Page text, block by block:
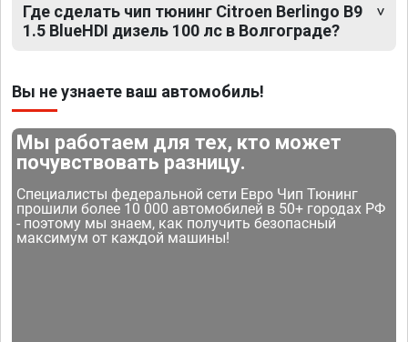
Где сделать чип тюнинг Citroen Berlingo B9
1.5 BlueHDI дизель 100 лс в Волгограде?
Вы не узнаете ваш автомобиль!
Мы работаем для тех, кто может
почувствовать разницу.
Специалисты федеральной сети Евро Чип Тюнинг
прошили более 10 000 автомобилей в 50+ городах РФ
- поэтому мы знаем, как получить безопасный
максимум от каждой машины!